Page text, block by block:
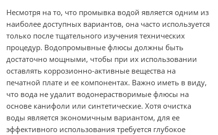
Несмотря на то, что промывка водой является одним из
наиболее доступных вариантов, она часто используется
только после тщательного изучения технических
процедур. Водопромывные флюсы должны быть
достаточно мощными, чтобы при их использовании
оставлять коррозионно-активные вещества на
печатной плате и ее компонентах. Важно иметь в виду,
что вода не удалит водонерастворимые флюсы на
основе канифоли или синтетические. Хотя очистка
воды является экономичным вариантом, для ее
эффективного использования требуется глубокое